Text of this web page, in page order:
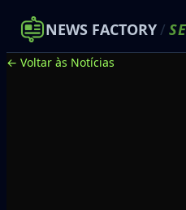
NEWS FACTORY/
← Voltar às Notícias